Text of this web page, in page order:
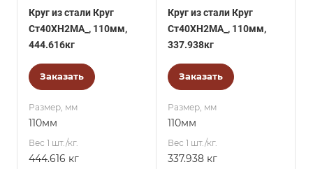
Круг из стали Круг
Ст40ХН2МА_, 110мм,
444.616кг
Заказать
Размер, мм
110мм
Вес 1 шт./кг.
444.616 кг
Круг из стали Круг
Ст40ХН2МА_, 110мм,
337.938кг
Заказать
Размер, мм
110мм
Вес 1 шт./кг.
337.938 кг